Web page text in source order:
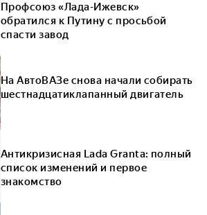
Профсоюз «Лада-Ижевск»
обратился к Путину с просьбой
спасти завод
На АвтоВАЗе снова начали собирать
шестнадцатиклапанный двигатель
Антикризисная Lada Granta: полный
список изменений и первое
знакомство